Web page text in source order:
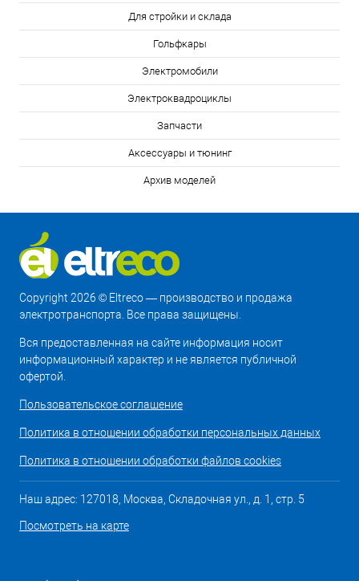
Для стройки и склада
Гольфкары
Электромобили
Электроквадроциклы
Запчасти
Аксессуары и тюнинг
Архив моделей
Copyright 2026 © Eltreco — производство и продажа
электротранспорта. Все права защищены.
Вся предоставленная на сайте информация носит
информационный характер и не является публичной
офертой.
Пользовательское соглашение
Политика в отношении обработки персональных данных
Политика в отношении обработки файлов cookies
Наш адрес: 127018, Москва, Складочная ул., д. 1, стр. 5
Посмотреть на карте